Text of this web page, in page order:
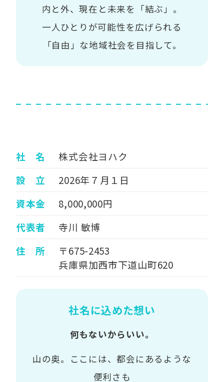
内と外、現在と未来を「結ぶ」。
一人ひとりが可能性を広げられる
「自由」な地域社会を目指して。
社 名
株式会社ヨハク
設 立
2026年７月１日
資本金
8,000,000円
代表者
寺川 敏博
住 所
〒675-2453
兵庫県加西市下道山町620
社名に込めた想い
何もないからいい。
山の奥。ここには、都会にあるような
便利さも